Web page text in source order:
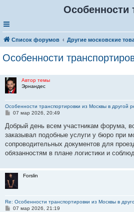
Особенности
Список форумов Другие московские
Особенности
Автор темы
Эрнандес
Особенности транспортировки из Москвы в другой
С
о
щ
е
и
07 мар 2026, 20:49
Добрый день всем участникам форума,
заказывал подобные услуги у бюро при
сопроводительных документов для
обязанностям в плане логистики и
Forslin
Re: Особенности транспортировки из Москвы в
С07 мар 2026, 21:19